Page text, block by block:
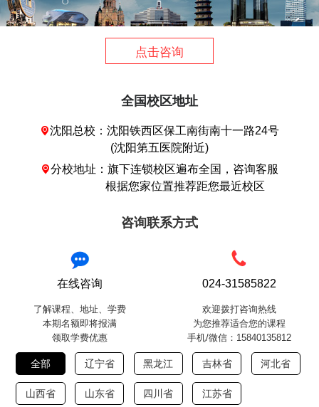
点击咨询
全国校区地址
沈阳总校：沈阳铁西区保工南街南十一路24号
(沈阳第五医院附近)
分校地址：旗下连锁校区遍布全国，咨询客服
根据您家位置推荐距您最近校区
咨询联系方式
在线咨询
了解课程、地址、学费
本期名额即将报满
领取学费优惠
024-31585822
欢迎拨打咨询热线
为您推荐适合您的课程
手机/微信：15840135812
全部 辽宁省 黑龙江 吉林省 河北省
山西省 山东省 四川省 江苏省